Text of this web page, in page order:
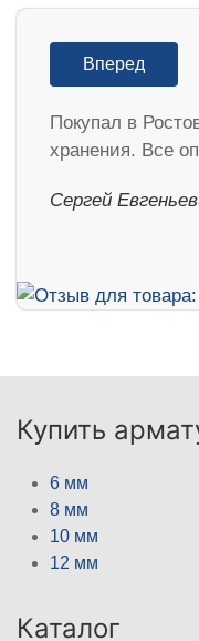
Вперед
Покупал в
хранения. Все
Сергей
Купить
6 мм
8 мм
10 мм
12 мм
Каталог